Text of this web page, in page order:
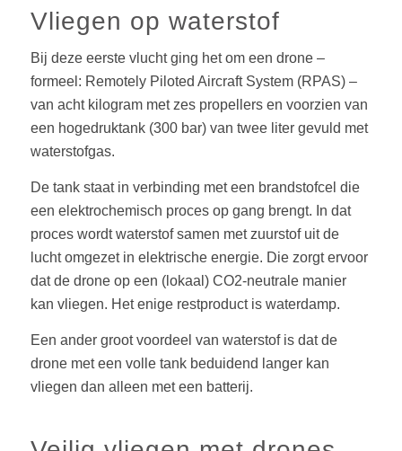
Vliegen op waterstof
Bij deze eerste vlucht ging het om een drone –
formeel: Remotely Piloted Aircraft System (RPAS) –
van acht kilogram met zes propellers en voorzien van
een hogedruktank (300 bar) van twee liter gevuld met
waterstofgas.
De tank staat in verbinding met een brandstofcel die
een elektrochemisch proces op gang brengt. In dat
proces wordt waterstof samen met zuurstof uit de
lucht omgezet in elektrische energie. Die zorgt ervoor
dat de drone op een (lokaal) CO2-neutrale manier
kan vliegen. Het enige restproduct is waterdamp.
Een ander groot voordeel van waterstof is dat de
drone met een volle tank beduidend langer kan
vliegen dan alleen met een batterij.